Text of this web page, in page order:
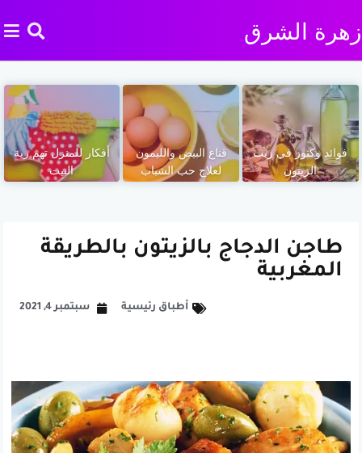
زهرة الشرق
فوائد وكنوز في زيت
الزيتون
قناع البيض والليمون
لعلاج حب الشباب
أفكار للمنزل تهم ربة
البيت
طاجن الدجاج بالزيتون بالطريقة
المغربية
أطباق رئيسية سبتمبر 4, 2021